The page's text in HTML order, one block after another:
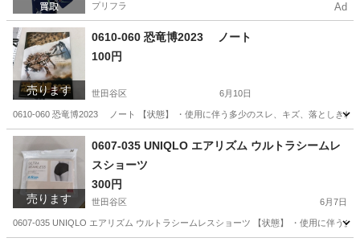
プリフラ Ad
売ります
0610-060 恐竜博2023 ノート
100円
世田谷区 6月10日
0610-060 恐竜博2023 ノート 【状態】 ・使用に伴う多少のスレ、キズ、落としきれ
売ります
0607-035 UNIQLO エアリズム ウルトラシームレ
スショーツ
300円
世田谷区 6月7日
0607-035 UNIQLO エアリズム ウルトラシームレスショーツ 【状態】 ・使用に伴う